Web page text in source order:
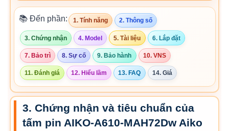
📚 Đến phần: 1. Tính năng 2. Thông số
3. Chứng nhận 4. Model 5. Tài liệu 6. Lắp đặt
7. Bảo trì 8. Sự cố 9. Bảo hành 10. VNS
11. Đánh giá 12. Hiểu lầm 13. FAQ 14. Giá
3. Chứng nhận và tiêu chuẩn của
tấm pin AIKO-A610-MAH72Dw Aiko